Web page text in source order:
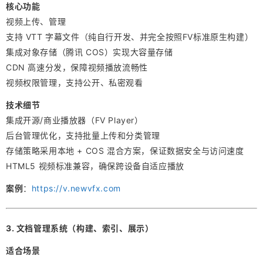
核心功能
视频上传、管理
支持 VTT 字幕文件（纯自行开发、并完全按照FV标准原生构建）
集成对象存储（腾讯 COS）实现大容量存储
CDN 高速分发，保障视频播放流畅性
视频权限管理，支持公开、私密观看
技术细节
集成开源/商业播放器（FV Player）
后台管理优化，支持批量上传和分类管理
存储策略采用本地 + COS 混合方案，保证数据安全与访问速度
HTML5 视频标准兼容，确保跨设备自适应播放
案例 ： https://v.newvfx.com
3. 文档管理系统（构建、索引、展示）
适合场景